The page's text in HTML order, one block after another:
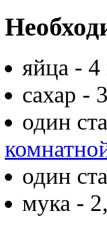
яйца -
сахар -
один
один
мука -